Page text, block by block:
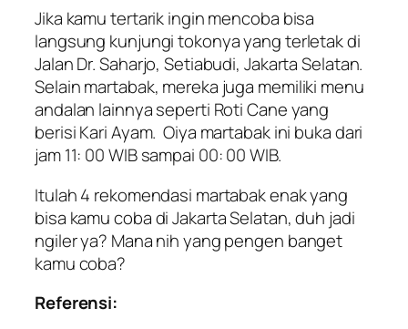
Jika kamu tertarik ingin mencoba bisa
langsung kunjungi tokonya yang terletak di
Jalan Dr. Saharjo, Setiabudi, Jakarta Selatan.
Selain martabak, mereka juga memiliki menu
andalan lainnya seperti Roti Cane yang
berisi Kari Ayam. Oiya martabak ini buka dari
jam 11: 00 WIB sampai 00: 00 WIB.
Itulah 4 rekomendasi martabak enak yang
bisa kamu coba di Jakarta Selatan, duh jadi
ngiler ya? Mana nih yang pengen banget
kamu coba?
Referensi: